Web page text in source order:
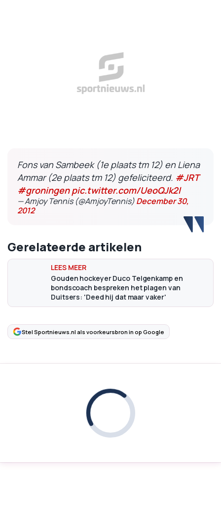
Fons van Sambeek (1e plaats tm 12) en Liena
Ammar (2e plaats tm 12) gefeliciteerd. #JRT
#groningen pic.twitter.com/UeoQJk2l
— Amjoy Tennis (@AmjoyTennis)December 30,
2012
Gerelateerde artikelen
Gouden hockeyer Duco Telgenkamp en
bondscoach bespreken het plagen van
Duitsers: 'Deed hij dat maar vaker'
Stel Sportnieuws.nl als voorkeursbron in op Google